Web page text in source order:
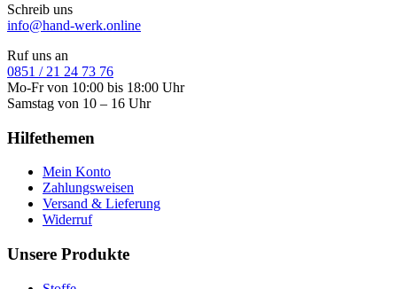
Schreib uns
info@hand-werk.online
Ruf uns an
0851 / 21 24 73 76
Mo-Fr von 10:00 bis 18:00 Uhr
Samstag von 10 – 16 Uhr
Hilfethemen
Mein Konto
Zahlungsweisen
Versand & Lieferung
Widerruf
Unsere Produkte